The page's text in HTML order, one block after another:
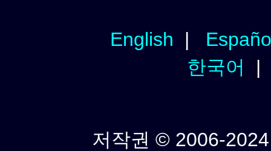
English |
한국어
저작권 © 2006-